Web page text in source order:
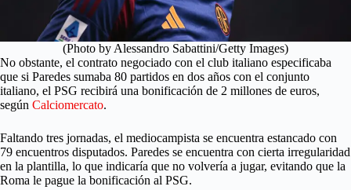
(Photo by Alessandro Sabattini/Getty Images)
No obstante, el contrato negociado con el club italiano especificaba
que si Paredes sumaba 80 partidos en dos años con el conjunto
italiano, el PSG recibirá una bonificación de 2 millones de euros,
según Calciomercato.
Faltando tres jornadas, el mediocampista se encuentra estancado con
79 encuentros disputados. Paredes se encuentra con cierta irregularidad
en la plantilla, lo que indicaría que no volvería a jugar, evitando que la
Roma le pague la bonificación al PSG.